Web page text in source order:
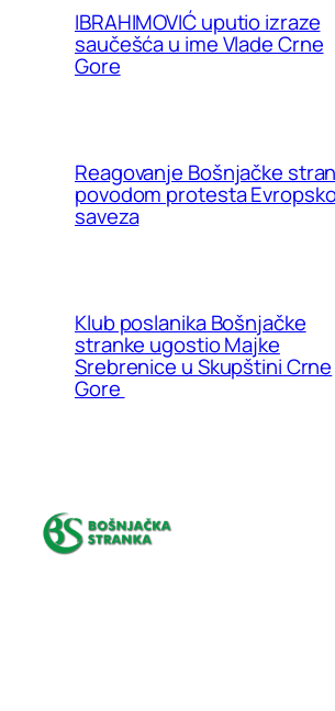
IBRAHIMOVIĆ uputio izraze
saučešća u ime Vlade Crne
Gore
Reagovanje Bošnjačke
povodom protesta
saveza
Klub poslanika Bošnjačke
stranke ugostio Majke
Srebrenice u Skupštini Crne
Gore